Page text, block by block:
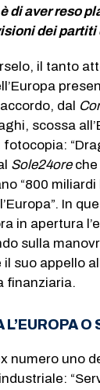
di aver reso
dei
il tanto
dal
scossa
Sole24oreche
“800 miliardi
In
in apertura
sulla
il suo appello
finanziaria.
L’EUROPA O
numero uno